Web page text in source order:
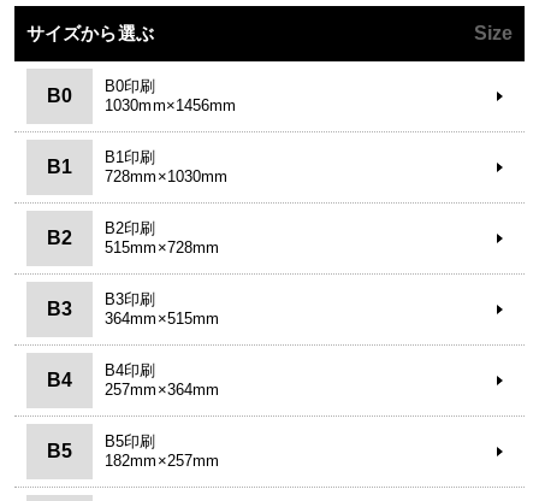
サイズから選ぶ Size
B0
B0印刷
1030mm×1456mm
B1
B1印刷
728mm×1030mm
B2
B2印刷
515mm×728mm
B3
B3印刷
364mm×515mm
B4
B4印刷
257mm×364mm
B5
B5印刷
182mm×257mm